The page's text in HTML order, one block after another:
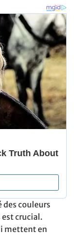
couleurs
crucial.
mettent en